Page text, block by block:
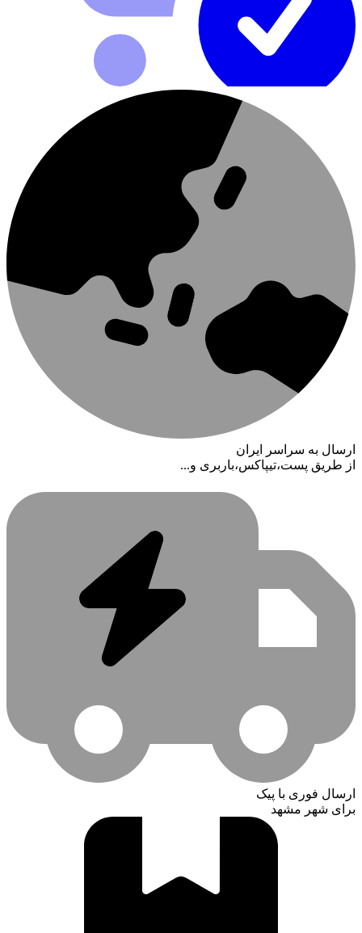
ارسال به سراسر ایران
از طریق پست،تیپاکس،باربری و...
ارسال فوری با پیک
برای شهر مشهد